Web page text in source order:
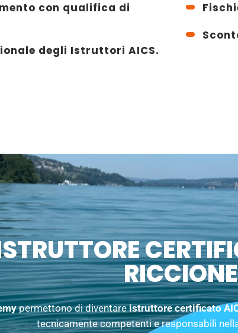
con qualifica di
degli Istruttori AICS.
permettono di diventareistruttore certificato
tecnicamente competenti e responsabili